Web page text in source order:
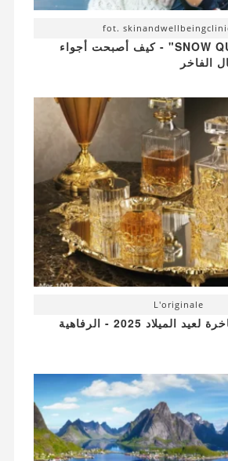
fot.
"SNOW QUEEN BEAUTY" - كيف أصبحت أجواء
الفاخر
L'originale
10 أفكار لهدايا فاخرة لعيد الميلاد 2025 - الرفاهية